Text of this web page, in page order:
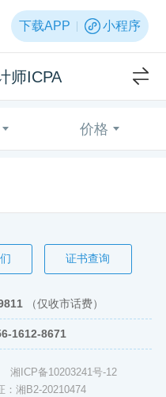
下载APP 小程序
师ICPA
价格
证书查询
（仅收市话费）
1612-8671
湘ICP备10203241号-12
：湘B2-20210474